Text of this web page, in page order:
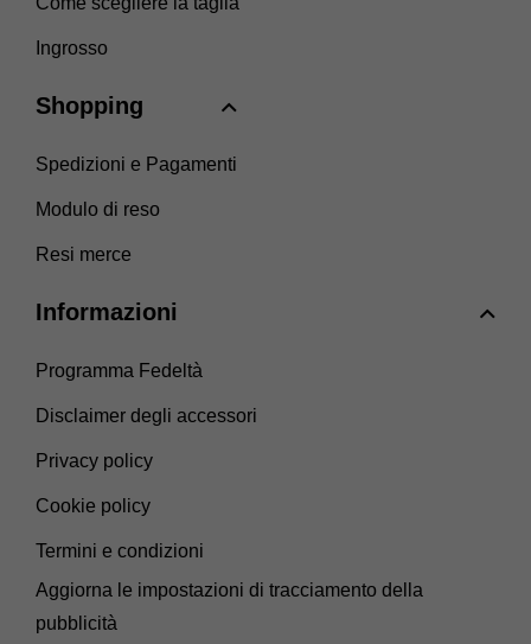
Ingrosso
Shopping
Spedizioni e Pagamenti
Modulo di reso
Resi merce
Informazioni
Programma Fedeltà
Disclaimer degli accessori
Privacy policy
Cookie policy
Termini e condizioni
Aggiorna le impostazioni di tracciamento della
pubblicità